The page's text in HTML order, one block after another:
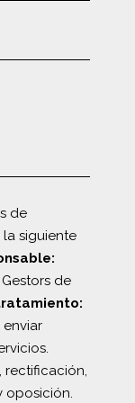
de
siguiente
de
rectificación,
oposición.